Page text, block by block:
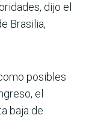
dijo el
Brasilia,
posibles
el
baja de